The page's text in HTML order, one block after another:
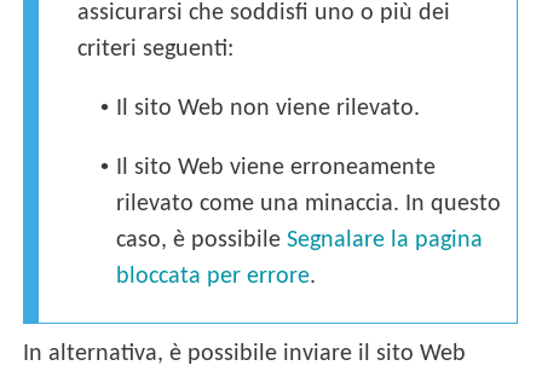
assicurarsi che soddisfi uno o più dei
criteri seguenti:
• Il sito Web non viene rilevato.
• Il sito Web viene erroneamente
rilevato come una minaccia. In questo
caso, è possibileSegnalare la pagina
bloccata per errore.
In alternativa, è possibile inviare il sito Web